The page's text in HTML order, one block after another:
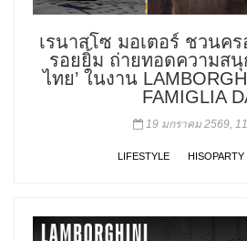
เรนาสโซ มอเตอร์ ชวนค
รอยยิ้ม ถ่ายทอดความสนุ
ไทย’ ในงาน
FAMIGLIA
19 มกราคม 2569,
LIFESTYLE